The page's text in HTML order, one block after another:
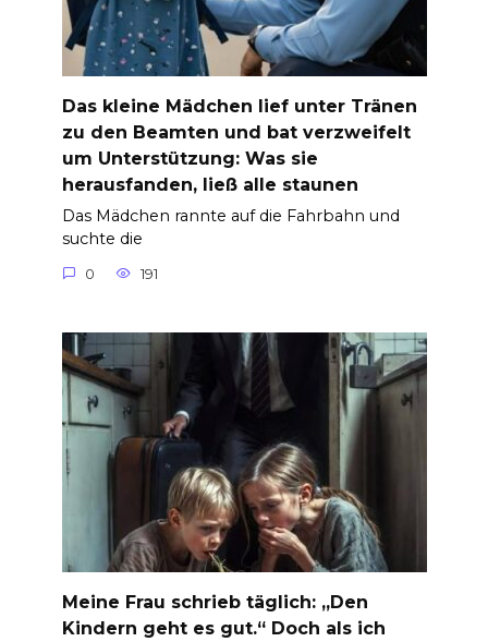
Das kleine Mädchen lief unter Tränen
zu den Beamten und bat verzweifelt
um Unterstützung: Was sie
herausfanden, ließ alle staunen
Das Mädchen rannte auf die Fahrbahn und
suchte die
0 191
Meine Frau schrieb täglich: „Den
Kindern geht es gut.“ Doch als ich